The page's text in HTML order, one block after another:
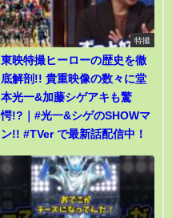
特撮
東映特撮ヒーローの歴史を徹
底解剖!! 貴重映像の数々に堂
本光一&加藤シゲアキも驚
愕!?｜#光一&シゲのSHOWマ
ン!! #TVer で最新話配信中！